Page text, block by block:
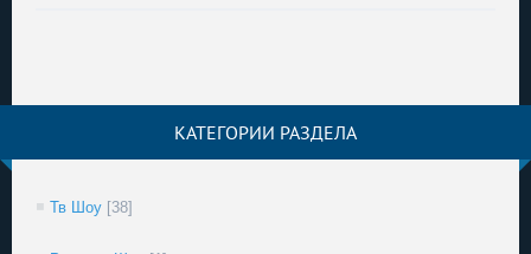
КАТЕГОРИИ РАЗДЕЛА
Тв Шоу [38]